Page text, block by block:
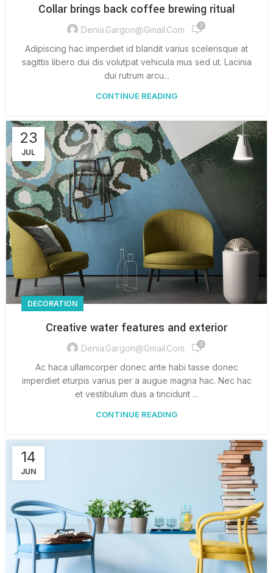
Collar brings back coffee brewing ritual
Denia.gargon@gmail.com 0
Adipiscing hac imperdiet id blandit varius scelerisque at
sagittis libero dui dis volutpat vehicula mus sed ut. Lacinia
dui rutrum arcu...
CONTINUE READING
23
JUL
DECORATION
Creative water features and exterior
Denia.gargon@gmail.com 0
Ac haca ullamcorper donec ante habi tasse donec
imperdiet eturpis varius per a augue magna hac. Nec hac
et vestibulum duis a tincidunt ...
CONTINUE READING
14
JUN